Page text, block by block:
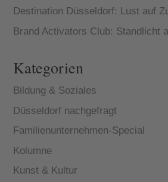
Destination Düsseldorf: Lust auf
Brand Activators Club: Standlicht
Kategorien
Bildung & Soziales
Düsseldorf nachgefragt
Familienunternehmen-Special
Kolumne
Kunst & Kultur